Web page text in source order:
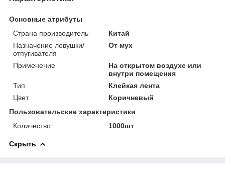
Основные атрибуты
Страна производитель
Китай
Назначение ловушки/
отпугивателя
От мух
Применение
На открытом воздухе или
внутри помещения
Тип
Клейкая лента
Цвет
Коричневый
Пользовательские характеристики
Количество
1000шт
Скрыть